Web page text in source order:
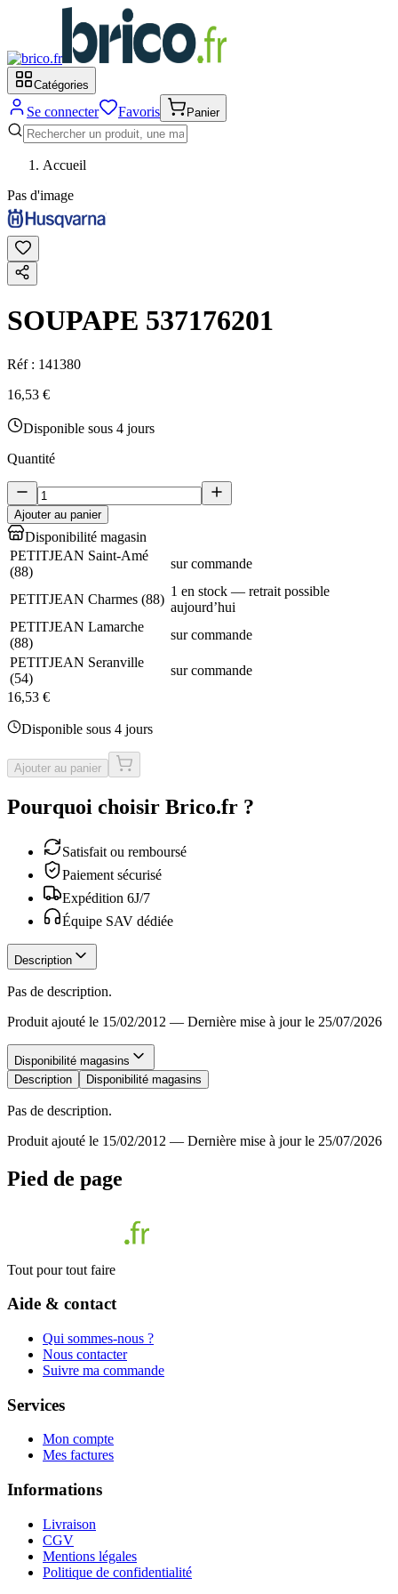
Catégories
Se connecter Favoris Panier
Accueil
Pas d'image
SOUPAPE 537176201
Réf : 141380
16,53 €
Disponible sous 4 jours
Quantité
Ajouter au panier
Disponibilité magasin
PETITJEAN Saint-Amé
(88)
sur commande
PETITJEAN Charmes (88)
1 en stock — retrait possible
aujourd’hui
PETITJEAN Lamarche
(88)
sur commande
PETITJEAN Seranville
(54)
sur commande
16,53 €
Disponible sous 4 jours
Ajouter au panier
Pourquoi choisir Brico.fr ?
Satisfait ou remboursé
Paiement sécurisé
Expédition 6J/7
Équipe SAV dédiée
Description
Pas de description.
Produit ajouté le 15/02/2012 — Dernière mise à jour le 25/07/2026
Disponibilité magasins
Description
Disponibilité magasins
Pas de description.
Produit ajouté le 15/02/2012 — Dernière mise à jour le 25/07/2026
Pied de page
Tout pour tout faire
Aide & contact
Qui sommes-nous ?
Nous contacter
Suivre ma commande
Services
Mon compte
Mes factures
Informations
Livraison
CGV
Mentions légales
Politique de confidentialité